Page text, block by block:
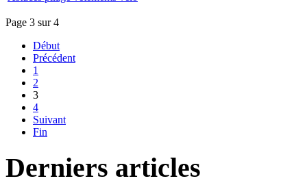
Page 3 sur 4
Début
Précédent
1
2
3
4
Suivant
Fin
Derniers articles